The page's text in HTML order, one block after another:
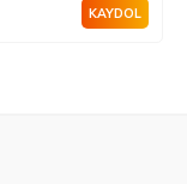
KAYDOL